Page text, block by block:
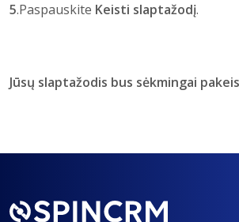
5.Paspauskite Keisti slaptažodį.
Jūsų slaptažodis bus sėkmingai